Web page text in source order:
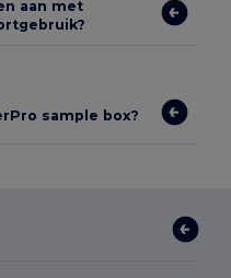
aan met
sample box?